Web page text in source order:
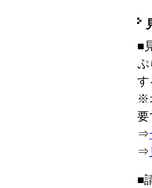
■
ぷ
す
※
要
⇒
⇒
■